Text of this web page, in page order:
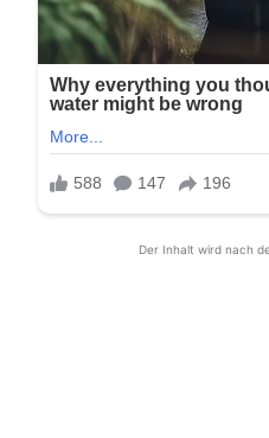
Der Inhalt wird nach